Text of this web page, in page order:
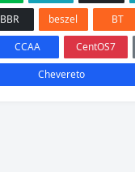
BBR beszel BT
CCAA CentOS7
Chevereto